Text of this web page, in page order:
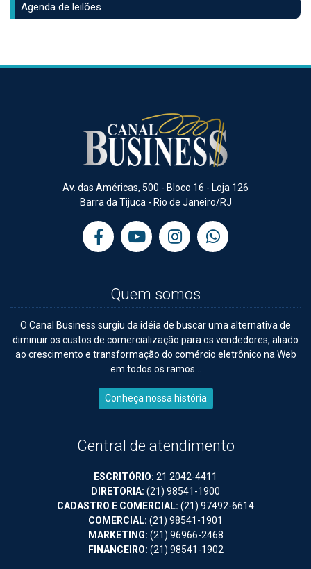
Agenda de leilões
Av. das Américas, 500 - Bloco 16 - Loja 126
Barra da Tijuca - Rio de Janeiro/RJ
Quem somos
O Canal Business surgiu da idéia de buscar uma alternativa de
diminuir os custos de comercialização para os vendedores, aliado
ao crescimento e transformação do comércio eletrônico na Web
em todos os ramos...
Conheça nossa história
Central de atendimento
ESCRITÓRIO: 21 2042-4411
DIRETORIA: (21) 98541-1900
CADASTRO E COMERCIAL: (21) 97492-6614
COMERCIAL: (21) 98541-1901
MARKETING: (21) 96966-2468
FINANCEIRO: (21) 98541-1902